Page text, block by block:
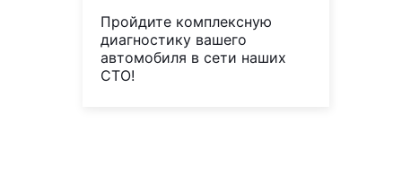
Пройдите комплексную
диагностику вашего
автомобиля в сети наших
СТО!